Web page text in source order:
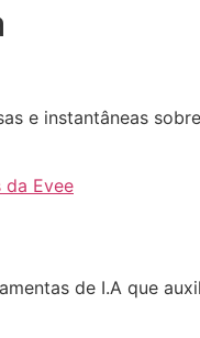
e instantâneas
da Evee
de I.A que